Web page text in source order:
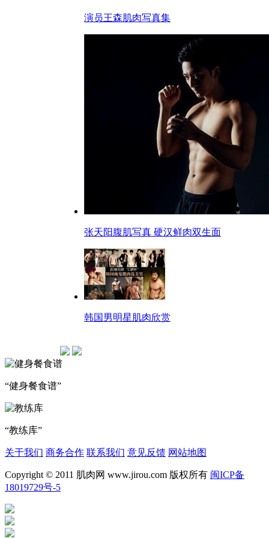
演员王森肌肉写真集
张天阳腹肌写真 硬汉鲜肉双生面
韩国男明星肌肉欣赏
“健身餐食谱”
“教练库”
关于我们 商务合作 联系我们 意见反馈 网站地图
Copyright © 2011 肌肉网 www.jirou.com 版权所有 闽ICP备
18019729号-5